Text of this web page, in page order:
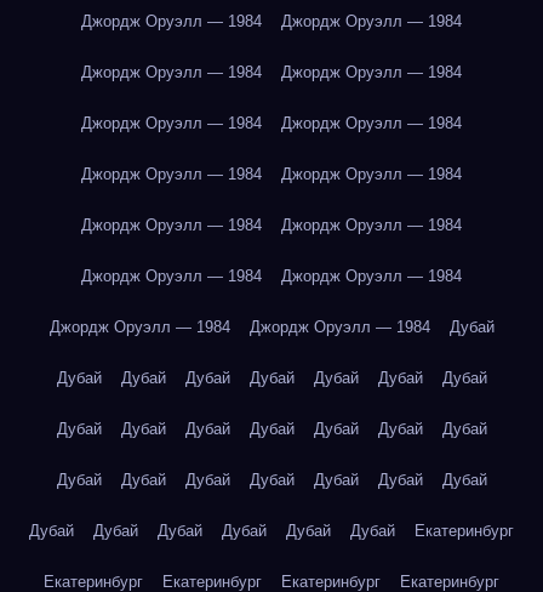
Джордж Оруэлл — 1984 Джордж Оруэлл — 1984
Джордж Оруэлл — 1984 Джордж Оруэлл — 1984
Джордж Оруэлл — 1984 Джордж Оруэлл — 1984
Джордж Оруэлл — 1984 Джордж Оруэлл — 1984
Джордж Оруэлл — 1984 Джордж Оруэлл — 1984
Джордж Оруэлл — 1984 Джордж Оруэлл — 1984
Джордж Оруэлл — 1984 Джордж Оруэлл — 1984 Дубай
Дубай Дубай Дубай Дубай Дубай Дубай Дубай
Дубай Дубай Дубай Дубай Дубай Дубай Дубай
Дубай Дубай Дубай Дубай Дубай Дубай Дубай
Дубай Дубай Дубай Дубай Дубай Дубай Екатеринбург
Екатеринбург Екатеринбург Екатеринбург Екатеринбург